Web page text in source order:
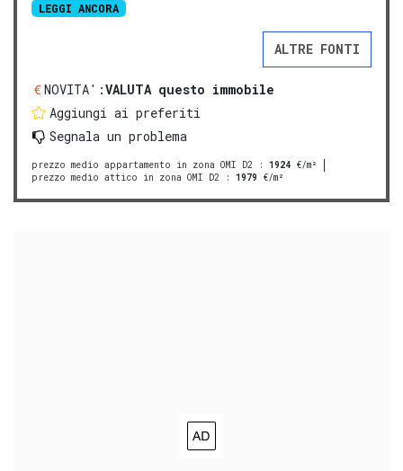
LEGGI ANCORA
ALTRE FONTI
NOVITA':VALUTA questo immobile
Aggiungi ai preferiti
Segnala un problema
prezzo medio appartamento in zona OMI D2 : 1924 €/m²
prezzo medio attico in zona OMI D2 : 1979 €/m²